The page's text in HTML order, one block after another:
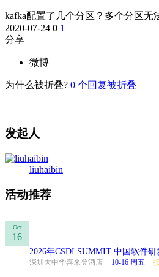
kafka配置了几个分区？多个分区
2020-07-24 0 1
分享
微博
为什么被折叠? 0 个回复被折叠
发起人
liuhaibin
活动推荐
Oct
16
2026年CSDI SUMMIT 中国软件
深圳大中华喜来登酒店 · 10-16 周五 ·